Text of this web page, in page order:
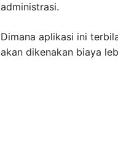
administrasi.
Dimana aplikasi ini
akan dikenakan biaya